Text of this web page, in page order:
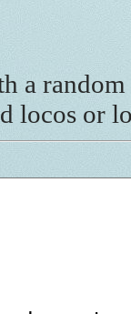
a
locos or